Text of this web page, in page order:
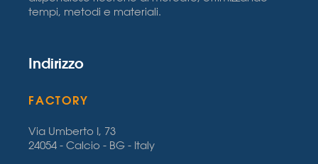
tempi, metodi e materiali.
Indirizzo
FACTORY
Via Umberto I, 73
24054 - Calcio - BG - Italy